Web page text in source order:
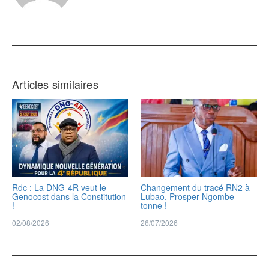
Articles similaires
Rdc : La DNG-4R veut le
Genocost dans la Constitution
!
02/08/2026
Changement du tracé RN2 à
Lubao, Prosper Ngombe
tonne !
26/07/2026